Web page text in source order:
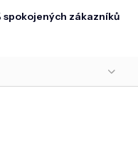
spokojených zákazníků